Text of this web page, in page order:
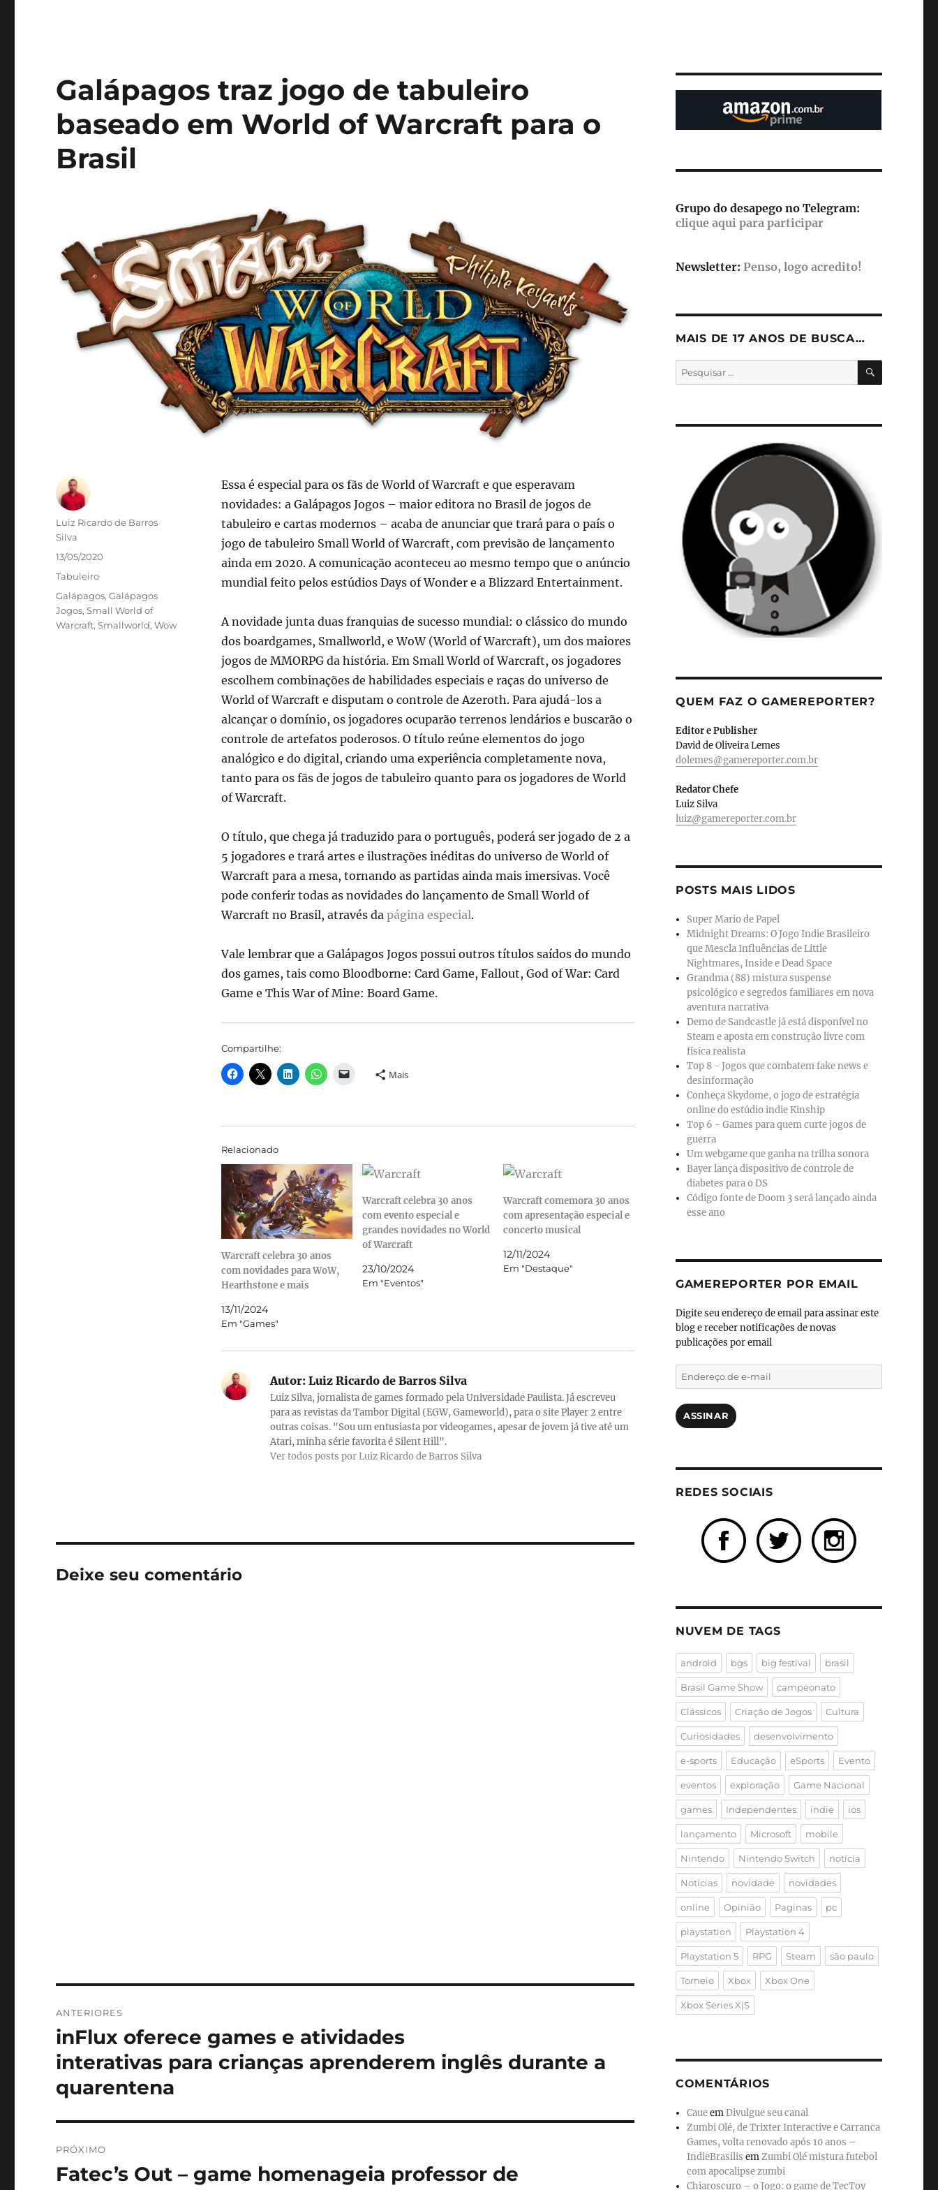
Galápagos traz jogo de tabuleiro
baseado em World of Warcraft para o
Brasil
Essa é especial para os fãs de World of Warcraft e que esperavam
novidades: a Galápagos Jogos – maior editora no Brasil de jogos de
tabuleiro e cartas modernos – acaba de anunciar que trará para o país o
jogo de tabuleiro Small World of Warcraft, com previsão de lançamento
ainda em 2020. A comunicação aconteceu ao mesmo tempo que o anúncio
mundial feito pelos estúdios Days of Wonder e a Blizzard Entertainment.
A novidade junta duas franquias de sucesso mundial: o clássico do mundo
dos boardgames, Smallworld, e WoW (World of Warcraft), um dos maiores
jogos de MMORPG da história. Em Small World of Warcraft, os jogadores
escolhem combinações de habilidades especiais e raças do universo de
World of Warcraft e disputam o controle de Azeroth. Para ajudá-los a
alcançar o domínio, os jogadores ocuparão terrenos lendários e buscarão o
controle de artefatos poderosos. O título reúne elementos do jogo
analógico e do digital, criando uma experiência completamente nova,
tanto para os fãs de jogos de tabuleiro quanto para os jogadores de World
of Warcraft.
O título, que chega já traduzido para o português, poderá ser jogado de 2 a
5 jogadores e trará artes e ilustrações inéditas do universo de World of
Warcraft para a mesa, tornando as partidas ainda mais imersivas. Você
pode conferir todas as novidades do lançamento de Small World of
Warcraft no Brasil, através da página especial.
Vale lembrar que a Galápagos Jogos possui outros títulos saídos do mundo
dos games, tais como Bloodborne: Card Game, Fallout, God of War: Card
Game e This War of Mine: Board Game.
Compartilhe:
Mais
Relacionado
Warcraft celebra 30 anos
com novidades para WoW,
Hearthstone e mais
13/11/2024
Em "Games"
Warcraft celebra 30 anos
com evento especial e
grandes novidades no World
of Warcraft
23/10/2024
Em "Eventos"
Warcraft comemora 30 anos
com apresentação especial e
concerto musical
12/11/2024
Em "Destaque"
Autor:Luiz Ricardo de Barros Silva
Luiz Silva, jornalista de games formado pela Universidade Paulista. Já escreveu
para as revistas da Tambor Digital (EGW, Gameworld), para o site Player 2 entre
outras coisas. "Sou um entusiasta por videogames, apesar de jovem já tive até um
Atari, minha série favorita é Silent Hill".
Ver todos posts por Luiz Ricardo de Barros Silva
Autor
Luiz Ricardo de Barros
Silva
Publicado
em
13/05/2020
Categorias
Tabuleiro
Tags
Galápagos,Galápagos
Jogos,Small World of
Warcraft,Smallworld,Wow
Deixe seu comentário
de
Post
ANTERIORES
Post
anterior:
inFlux oferece games e atividades
interativas para crianças aprenderem inglês durante a
quarentena
PRÓXIMO
Próximo
Fatec’s Out – game homenageia professor de
Grupo do desapego no Telegram:
clique aqui para participar
Newsletter: Penso, logo acredito!
MAIS DE 17 ANOS DE BUSCA…
Pesquisar
por:
QUEM FAZ O GAMEREPORTER?
Editor e Publisher
David de Oliveira Lemes
dolemes@gamereporter.com.br
Redator Chefe
Luiz Silva
luiz@gamereporter.com.br
POSTS MAIS LIDOS
Super Mario de Papel
Midnight Dreams: O Jogo Indie Brasileiro
que Mescla Influências de Little
Nightmares, Inside e Dead Space
Grandma (88) mistura suspense
psicológico e segredos familiares em nova
aventura narrativa
Demo de Sandcastle já está disponível no
Steam e aposta em construção livre com
física realista
Top 8 - Jogos que combatem fake news e
desinformação
Conheça Skydome, o jogo de estratégia
online do estúdio indie Kinship
Top 6 - Games para quem curte jogos de
guerra
Um webgame que ganha na trilha sonora
Bayer lança dispositivo de controle de
diabetes para o DS
Código fonte de Doom 3 será lançado ainda
esse ano
GAMEREPORTER POR EMAIL
Digite seu endereço de email para assinar este
blog e receber notificações de novas
publicações por email
Endereço
de
e-
mail
ASSINAR
REDES SOCIAIS
NUVEM DE TAGS
android bgs big festival brasil
Brasil Game Show campeonato
Clássicos Criação de Jogos Cultura
Curiosidades desenvolvimento
e-sports Educação eSports Evento
eventos exploração Game Nacional
games Independentes indie ios
lançamento Microsoft mobile
Nintendo Nintendo Switch notícia
Notícias novidade novidades
online Opinião Paginas pc
playstation Playstation 4
Playstation 5 RPG Steam são paulo
Torneio Xbox Xbox One
Xbox Series X|S
COMENTÁRIOS
CaueemDivulgue seu canal
Zumbi Olé, de Trixter Interactive e Carranca
Games, volta renovado após 10 anos –
IndieBrasilis emZumbi Olé mistura futebol
com apocalipse zumbi
Chiaroscuro – o Jogo: o game de TecToy